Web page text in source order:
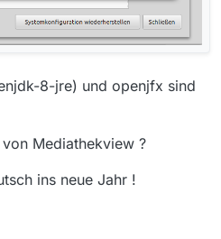
8-jre) und openjfx sind
Mediathekview ?
ins neue Jahr !